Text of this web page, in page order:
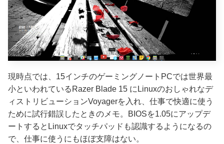
現時点では、15インチのゲーミングノートPCでは世界最
小といわれているRazer Blade 15 にLinuxのおしゃれなデ
ィストリビューションVoyagerを入れ、仕事で快適に使う
ために試行錯誤したときのメモ。BIOSを1.05にアップデ
ートするとLinuxでタッチパッドも認識するようになるの
で、仕事に使うにもほぼ支障はない。